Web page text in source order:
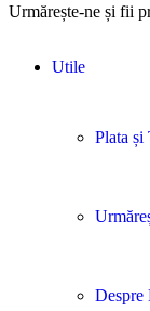
Urmărește-ne și fii
Utile
Plata și
Despre